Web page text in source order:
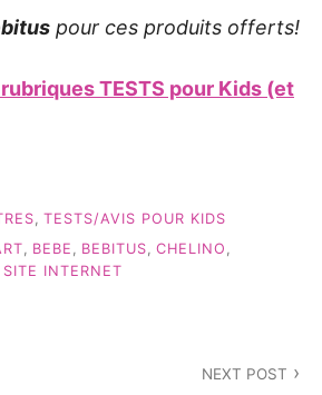
pour ces produits offerts!
rubriques TESTS pour Kids (et
, TESTS/AVIS POUR KIDS
BEBE BEBITUS CHELINO
SITE INTERNET
NEXT POST